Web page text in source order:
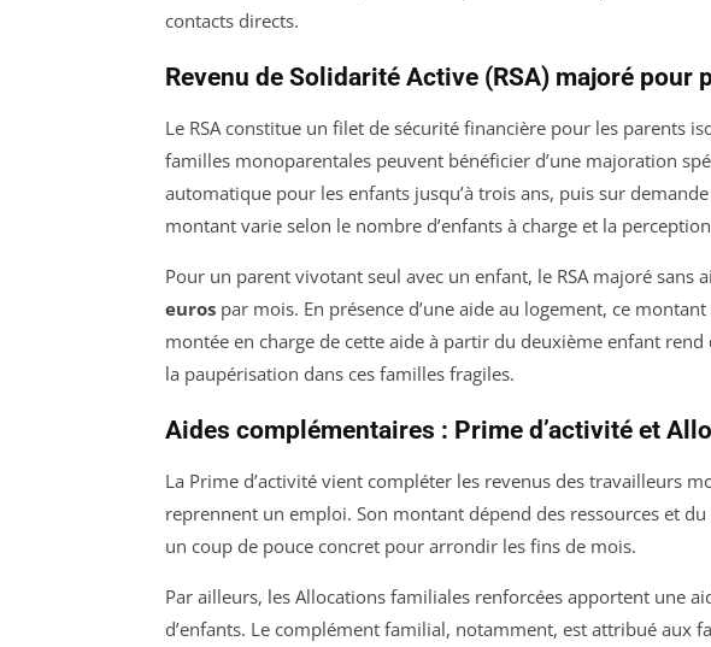
contacts directs.
Revenu de Solidarité Active (RSA) majoré pour
Le RSA constitue un filet de sécurité financière pour les parents
familles monoparentales peuvent bénéficier d’une majoration
automatique pour les enfants jusqu’à trois ans, puis sur
montant varie selon le nombre d’enfants à charge et la
Pour un parent vivotant seul avec un enfant, le RSA majoré sans
euros par mois. En présence d’une aide au logement, ce
montée en charge de cette aide à partir du deuxième enfant
la paupérisation dans ces familles fragiles.
Aides complémentaires : Prime d’activité et
La Prime d’activité vient compléter les revenus des travailleurs
reprennent un emploi. Son montant dépend des ressources et
un coup de pouce concret pour arrondir les fins de mois.
Par ailleurs, les Allocations familiales renforcées apportent une
d’enfants. Le complément familial, notamment, est attribué aux